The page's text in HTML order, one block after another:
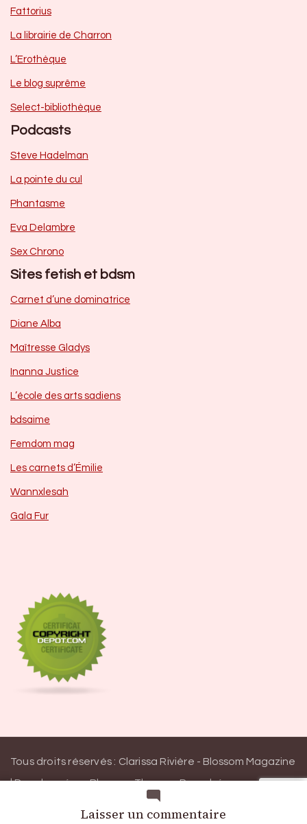
Laisser un commentaire
Fattorius
La librairie de Charron
L’Erothèque
Le blog suprême
Select-bibliothèque
Podcasts
Steve Hadelman
La pointe du cul
Phantasme
Eva Delambre
Sex Chrono
Sites fetish et bdsm
Carnet d’une dominatrice
Diane Alba
Maîtresse Gladys
Inanna Justice
L’école des arts sadiens
bdsaime
Femdom mag
Les carnets d’Émilie
Wannxlesah
Gala Fur
Tous droits réservés : Clarissa Rivière - Blossom Magazine
| Developpé parBlossom Themes.Propulsé par
Politique de confidentialité